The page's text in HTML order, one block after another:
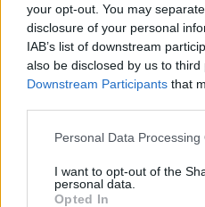
your opt-out. You may
disclosure of your personal
IAB’s list of downstream
also be disclosed by us to third
Downstream Participants that
Personal Data Processing
I want to opt-out of the
personal data.
Opted In
Szerzői jogok
Adatvédelmi
Cookie-kezelési
Hozzászólási
Nyomtatott lapjaink
Székely Hírmondó